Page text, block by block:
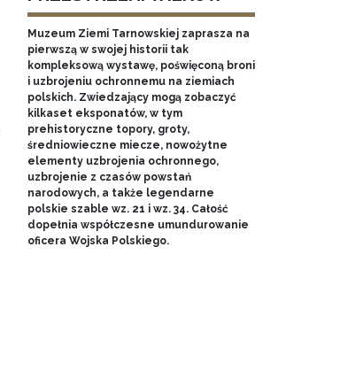
Muzeum Ziemi Tarnowskiej zaprasza na
pierwszą w swojej historii tak
kompleksową wystawę, poświęconą broni
i uzbrojeniu ochronnemu na ziemiach
polskich. Zwiedzający mogą zobaczyć
kilkaset eksponatów, w tym
prehistoryczne topory, groty,
średniowieczne miecze, nowożytne
elementy uzbrojenia ochronnego,
uzbrojenie z czasów powstań
narodowych, a także legendarne
polskie szable wz. 21 i wz. 34. Całość
dopełnia współczesne umundurowanie
oficera Wojska Polskiego.